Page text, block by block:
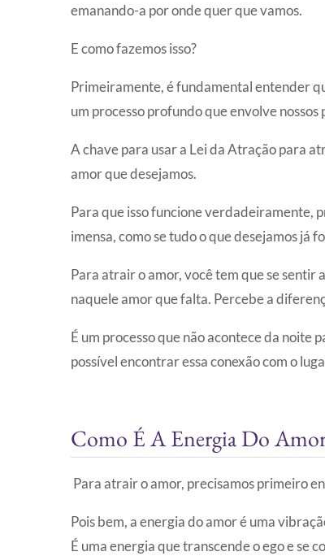
emanando-a por onde quer que vamos.
E como fazemos isso?
Primeiramente, é fundamental entender
um processo profundo que envolve nossos
A chave para usar a Lei da Atração para
amor que desejamos.
Para que isso funcione verdadeiramente,
imensa, como se tudo o que desejamos já
Para atrair o amor, você tem que se
naquele amor que falta. Percebe a
É um processo que não acontece da noite
possível encontrar essa conexão com o
Como É A Energia Do
Para atrair o amor, precisamos primeiro
Pois bem, a energia do amor é uma
É uma energia que transcende o ego e se